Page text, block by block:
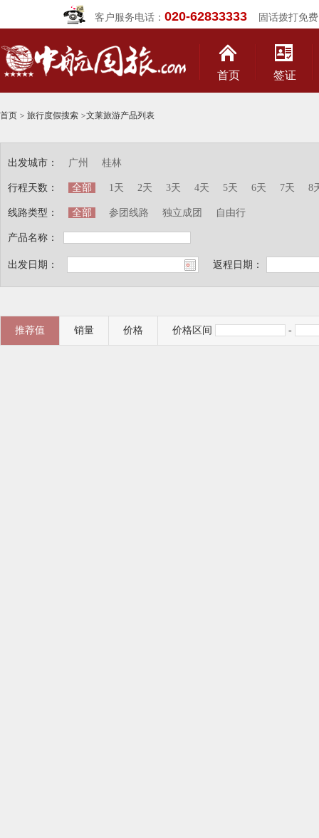
客户服务电话： 020-62833333固话拨打免费
首页 签证
首页 > 旅行度假搜索 >文莱旅游产品列表
出发城市：
行程天数：
线路类型：
产品名称：
广州 桂林
全部 1天 2天 3天 4天 5天 6天 7天 8
全部 参团线路 独立成团 自由行
出发日期： 返程日期：
推荐值 销量 价格 价格区间 -